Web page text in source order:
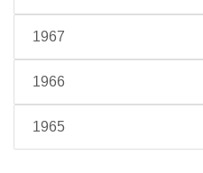
1967
1966
1965